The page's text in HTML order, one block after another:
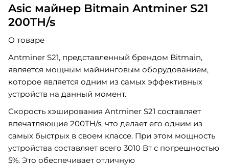
Asic майнер Bitmain Antminer S21
200TH/s
О товаре
Antminer S21, представленный брендом Bitmain,
является мощным майнинговым оборудованием,
которое является одним из самых эффективных
устройств на данный момент.
Скорость хэширования Antminer S21 составляет
впечатляющие 200TH/s, что делает его одним из
самых быстрых в своем классе. При этом мощность
устройства составляет всего 3010 Вт с погрешностью
5%. Это обеспечивает отличную